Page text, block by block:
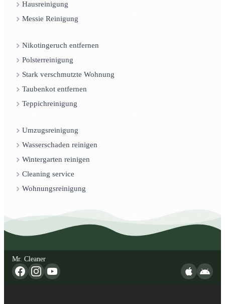
Hausreinigung
Messie Reinigung
Nikotingeruch entfernen
Polsterreinigung
Stark verschmutzte Wohnung
Taubenkot entfernen
Teppichreinigung
Umzugsreinigung
Wasserschaden reinigen
Wintergarten reinigen
Cleaning service
Wohnungsreinigung
Mr. Cleaner